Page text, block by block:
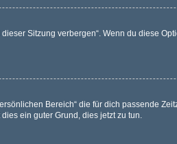
Sitzung verbergen“. Wenn du diese
Bereich“ die für dich passende
ein guter Grund, dies jetzt zu tun.